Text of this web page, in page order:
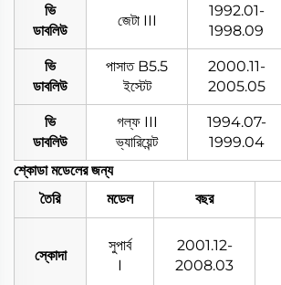
ভি
ডাবলিউ
জেটা III
1992.01-
1998.09
ভি
ডাবলিউ
পাসাত B5.5
ইস্টেট
2000.11-
2005.05
ভি
ডাবলিউ
গল্ফ III
ভ্যারিয়েন্ট
1994.07-
1999.04
শ্কোডা মডেলের জন্য
তৈরি
মডেল বছর
স্কোদা
সুপার্ব
I
2001.12-
2008.03